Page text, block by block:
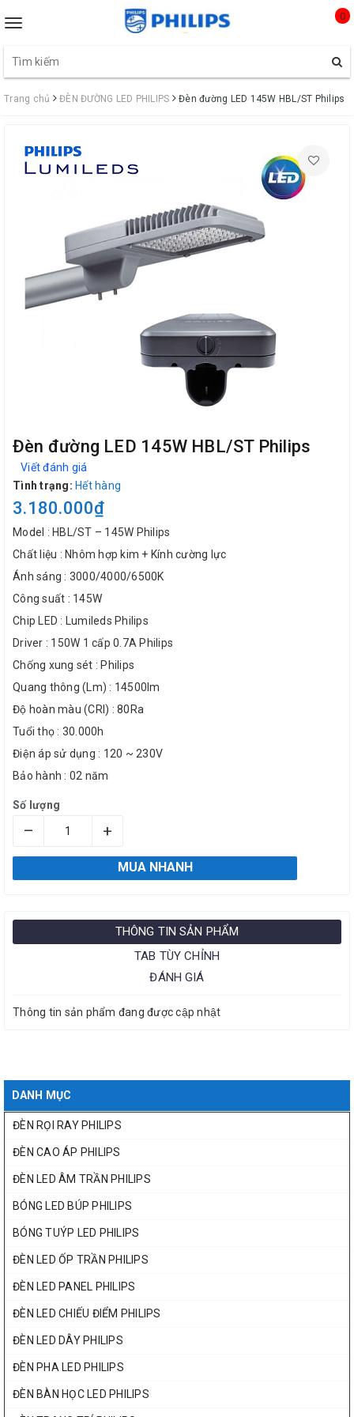
Toggle
0
Trang chủ ĐÈN ĐƯỜNG LED PHILIPS Đèn đường LED 145W HBL/ST Philips
Đèn đường LED 145W HBL/ST Philips
Viết đánh giá
Tình trạng: Hết hàng
3.180.000₫
Model : HBL/ST – 145W Philips
Chất liệu : Nhôm hợp kim + Kính cường lực
Ánh sáng : 3000/4000/6500K
Công suất : 145W
Chip LED : Lumileds Philips
Driver : 150W 1 cấp 0.7A Philips
Chống xung sét : Philips
Quang thông (Lm) : 14500lm
Độ hoàn màu (CRI) : 80Ra
Tuổi thọ : 30.000h
Điện áp sử dụng : 120 ~ 230V
Bảo hành : 02 năm
Số lượng
– +
MUA NHANH
THÔNG TIN SẢN PHẨM
TAB TÙY CHỈNH
ĐÁNH GIÁ
Thông tin sản phẩm đang được cập nhật
DANH MỤC
ĐÈN RỌI RAY PHILIPS
ĐÈN CAO ÁP PHILIPS
ĐÈN LED ÂM TRẦN PHILIPS
BÓNG LED BÚP PHILIPS
BÓNG TUÝP LED PHILIPS
ĐÈN LED ỐP TRẦN PHILIPS
ĐÈN LED PANEL PHILIPS
ĐÈN LED CHIẾU ĐIỂM PHILIPS
ĐÈN LED DÂY PHILIPS
ĐÈN PHA LED PHILIPS
ĐÈN BÀN HỌC LED PHILIPS